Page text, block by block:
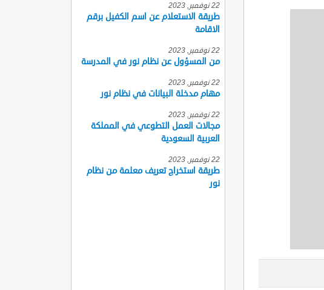
22 نوفمبر, 2023
طريقة الاستعلام عن اسم الكفيل برقم
الاقامة
22 نوفمبر, 2023
من المسؤول عن نظام نور في المدرسة
22 نوفمبر, 2023
مهام مدخلة البيانات في نظام نور
22 نوفمبر, 2023
مجالات العمل التطوعي في المملكة
العربية السعودية
22 نوفمبر, 2023
طريقة استخراج تعريف معلمة من نظام
نور